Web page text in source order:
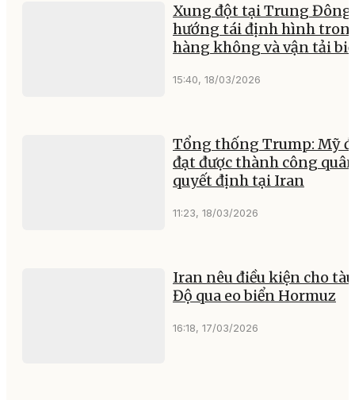
Xung đột tại Trung
hướng tái định hình
hàng không và vận tải
15:40, 18/03/2026
Tổng thống Trump: Mỹ
đạt được thành công
quyết định tại Iran
11:23, 18/03/2026
Iran nêu điều kiện cho
Độ qua eo biển Hormuz
16:18, 17/03/2026